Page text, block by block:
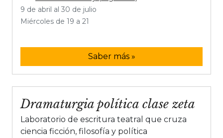
9 de abril al 30 de julio
Miércoles de 19 a 21
Saber más »
Dramaturgia política clase zeta
Laboratorio de escritura teatral que cruza
ciencia ficción, filosofía y política